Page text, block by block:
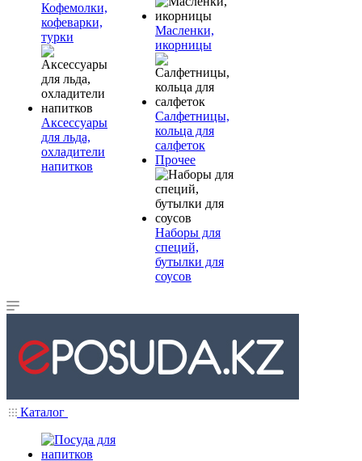
Кофемолки,
кофеварки,
турки
Аксессуары
для льда,
охладители
напитков
Масленки,
икорницы
Салфетницы,
кольца для
салфеток
Прочее
Наборы для
специй,
бутылки для
соусов
Каталог